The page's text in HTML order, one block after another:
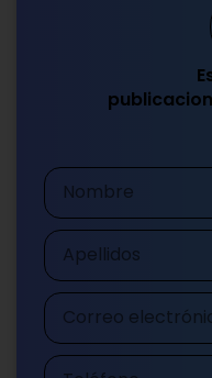
Nombre
Apellidos
Correo
electrónico
Teléfono